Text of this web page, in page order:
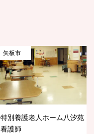
矢板市
特別養護老人ホーム八汐苑
看護師